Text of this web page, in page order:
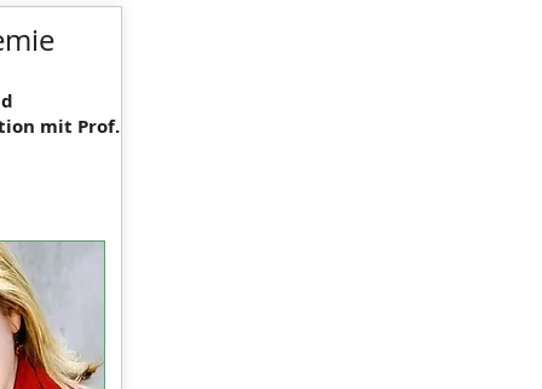
mit Prof.